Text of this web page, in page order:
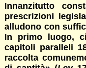
Innanzitutto
prescrizioni
alludono con
In primo luogo,
capitoli paralleli
raccolta